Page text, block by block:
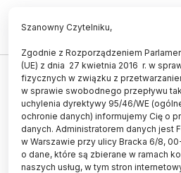
HOMO SAPIENS
Szanowny Czytelniku,
Zgodnie z Rozporządzeniem
(UE) z dnia 27 kwietnia 2016 r. w
fizycznych w związku z
w sprawie swobodnego przepływu
uchylenia dyrektywy 95/46/WE
ochronie danych) informujemy Cię o
danych. Administratorem danych jest
w Warszawie przy ulicy Bracka 6/8,
o dane, które są zbierane w ramach
naszych usług, w tym stron